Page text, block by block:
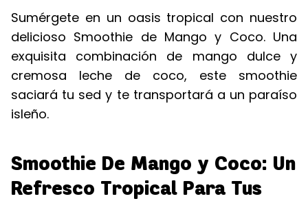
Sumérgete en un oasis tropical con nuestro
delicioso Smoothie de Mango y Coco. Una
exquisita combinación de mango dulce y
cremosa leche de coco, este smoothie
saciará tu sed y te transportará a un paraíso
isleño.
Smoothie De Mango y Coco: Un
Refresco Tropical Para Tus